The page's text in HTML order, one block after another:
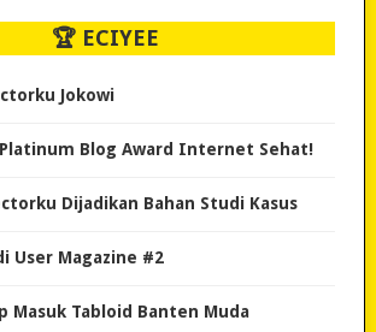
🏆 ECIYEE
Jokowi
Blog Award Internet Sehat!
Dijadikan Bahan Studi Kasus
User Magazine #2
Masuk Tabloid Banten Muda